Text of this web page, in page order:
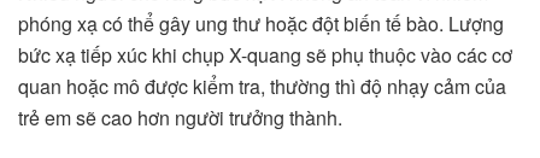
phóng xạ có thể gây ung thư hoặc đột biến tế bào. Lượng
bức xạ tiếp xúc khi chụp X-quang sẽ phụ thuộc vào các cơ
quan hoặc mô được kiểm tra, thường thì độ nhạy cảm của
trẻ em sẽ cao hơn người trưởng thành.